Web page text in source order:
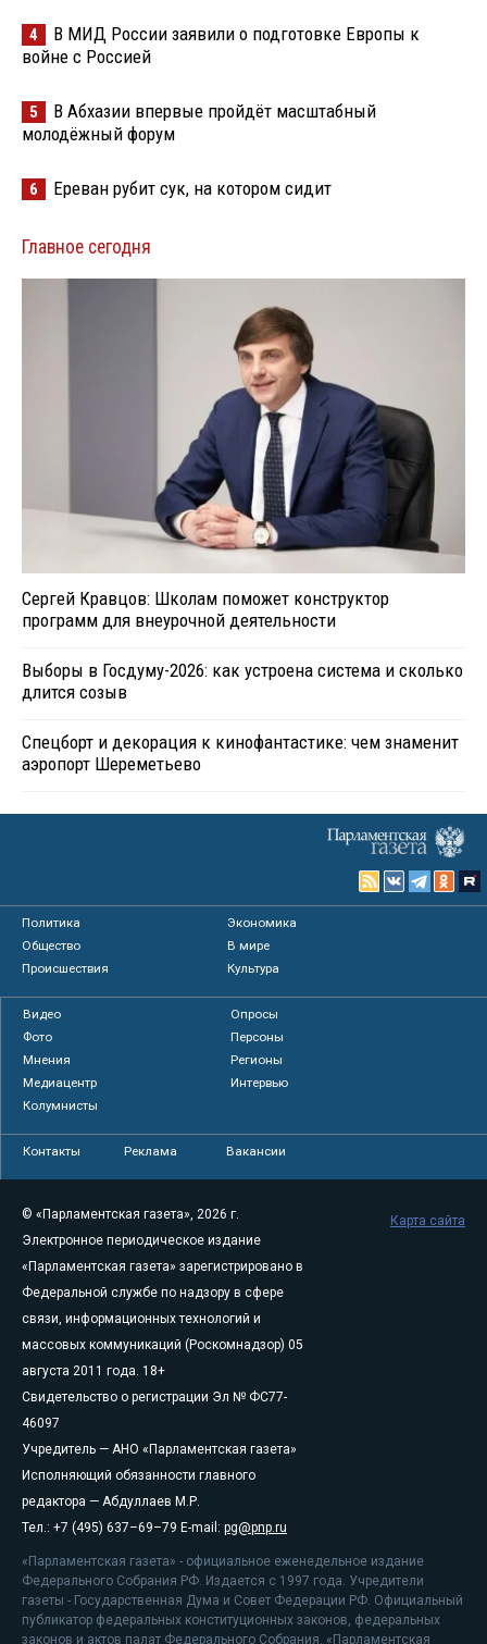
4
В МИД России заявили о подготовке Европы к
войне с Россией
5
В Абхазии впервые пройдёт масштабный
молодёжный форум
6 Ереван рубит сук, на котором сидит
Главное сегодня
Сергей Кравцов: Школам поможет конструктор
программ для внеурочной деятельности
Выборы в Госдуму-2026: как устроена система и сколько
длится созыв
Спецборт и декорация к кинофантастике: чем знаменит
аэропорт Шереметьево
Политика
Экономика
Общество
В мире
Происшествия
Культура
Видео
Опросы
Фото
Персоны
Мнения
Регионы
Медиацентр
Интервью
Колумнисты
Контакты Реклама Вакансии
© «Парламентская газета», 2026 г.
Электронное периодическое издание
«Парламентская газета» зарегистрировано в
Федеральной службе по надзору в сфере
связи, информационных технологий и
массовых коммуникаций (Роскомнадзор) 05
августа 2011 года. 18+
Свидетельство о регистрации Эл № ФС77-
46097
Учредитель — АНО «Парламентская газета»
Исполняющий обязанности главного
редактора — Абдуллаев М.Р.
Тел.: +7 (495) 637–69–79 E-mail: pg@pnp.ru
«Парламентская газета» - официальное еженедельное издание
Федерального Собрания РФ. Издается с 1997 года. Учредители
газеты - Государственная Дума и Совет Федерации РФ. Официальный
публикатор федеральных конституционных законов, федеральных
законов и актов палат Федерального Собрания. «Парламентская
Карта сайта